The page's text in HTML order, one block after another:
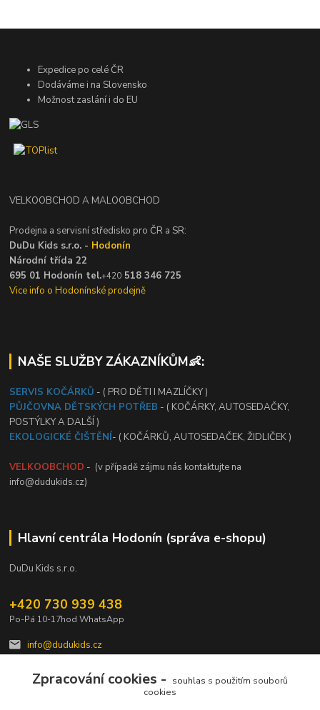
Expedice po celé ČR
Dodáváme i na Slovensko
Možnost zaslání i do EU
VELKOOBCHOD A MALOOBCHOD
Prodejna a servisní středisko pro ČR a SR:
DuDu Kids s.r.o. - Hodonín
Národní třída 22
695 01 Hodonín tel.+420 518 346 725
Vice info o Hodonínské prodejně
NAŠE SLUŽBY ZÁKAZNÍKŮM👶:
SERVIS KOČÁRKŮ - ( PRO DĚTI I MAZLÍČKY )
PŮJČOVNA DĚTSKÝCH POTŘEB - ( KOČÁRKY, AUTOSEDAČKY,
POSTÝLKY A DALŠÍ )
EKOLOGICKÉ ČIŠTĚNÍ- ( KOČÁRKŮ, AUTOSEDAČEK, ŽIDLIČEK )
VELKOOBCHOD - (v případě zájmu nás kontaktujte na
info@dudukids.cz)
Hlavní centrála Hodonín (správa e-shopu)
DuDu Kids s.r.o.
+420 730 939 438
Po-Pá 10-17hod WhatsApp
info@dudukids.cz
Zpracování cookies - souhlas s použitím souborů
cookies